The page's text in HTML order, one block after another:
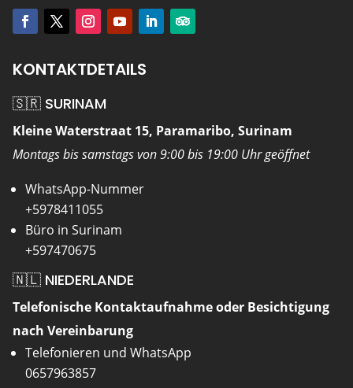
KONTAKTDETAILS
🇸🇷 SURINAM
Kleine Waterstraat 15, Paramaribo, Surinam
Montags bis samstags von 9:00 bis 19:00 Uhr geöffnet
WhatsApp-Nummer
+5978411055
Büro in Surinam
+597470675
🇳🇱 NIEDERLANDE
Telefonische Kontaktaufnahme oder Besichtigung
nach Vereinbarung
Telefonieren und WhatsApp
0657963857